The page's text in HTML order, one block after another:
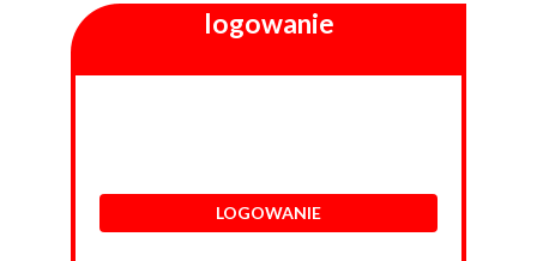
logowanie
LOGOWANIE